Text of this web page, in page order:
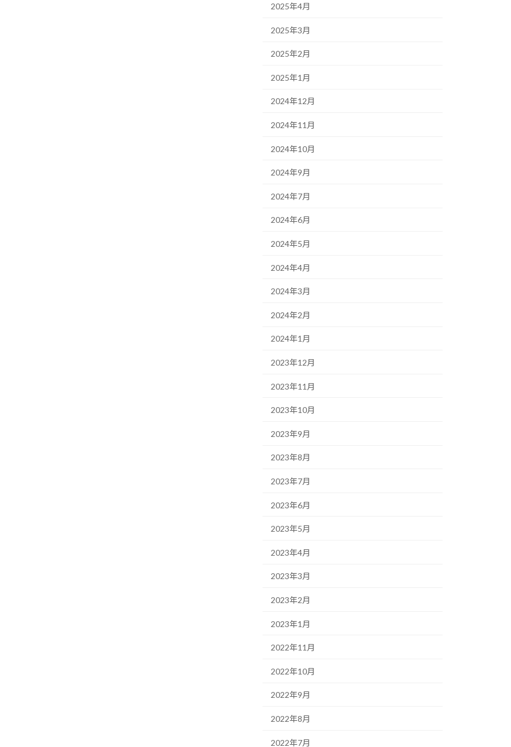
2025年4月
2025年3月
2025年2月
2025年1月
2024年12月
2024年11月
2024年10月
2024年9月
2024年7月
2024年6月
2024年5月
2024年4月
2024年3月
2024年2月
2024年1月
2023年12月
2023年11月
2023年10月
2023年9月
2023年8月
2023年7月
2023年6月
2023年5月
2023年4月
2023年3月
2023年2月
2023年1月
2022年11月
2022年10月
2022年9月
2022年8月
2022年7月